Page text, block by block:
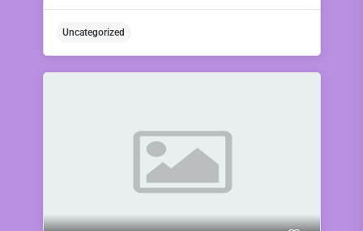
Uncategorized